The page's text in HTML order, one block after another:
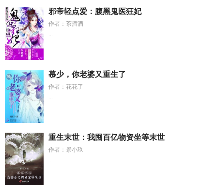
邪帝轻点爱：腹黑鬼医狂妃
作者：茶酒酒
...
慕少，你老婆又重生了
作者：花花了
...
重生末世：我囤百亿物资坐等末世
作者：景小玖
...